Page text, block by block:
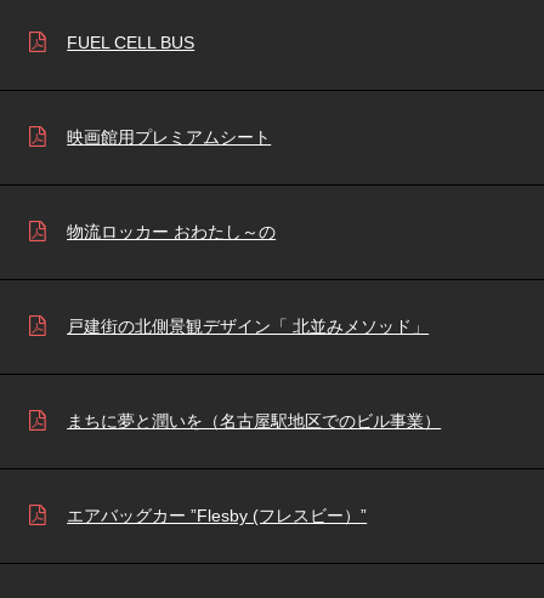
FUEL CELL BUS
映画館用プレミアムシート
物流ロッカー おわたし～の
戸建街の北側景観デザイン「 北並みメソッド」
まちに夢と潤いを（名古屋駅地区でのビル事業）
エアバッグカー ”Flesby (フレスビー）”